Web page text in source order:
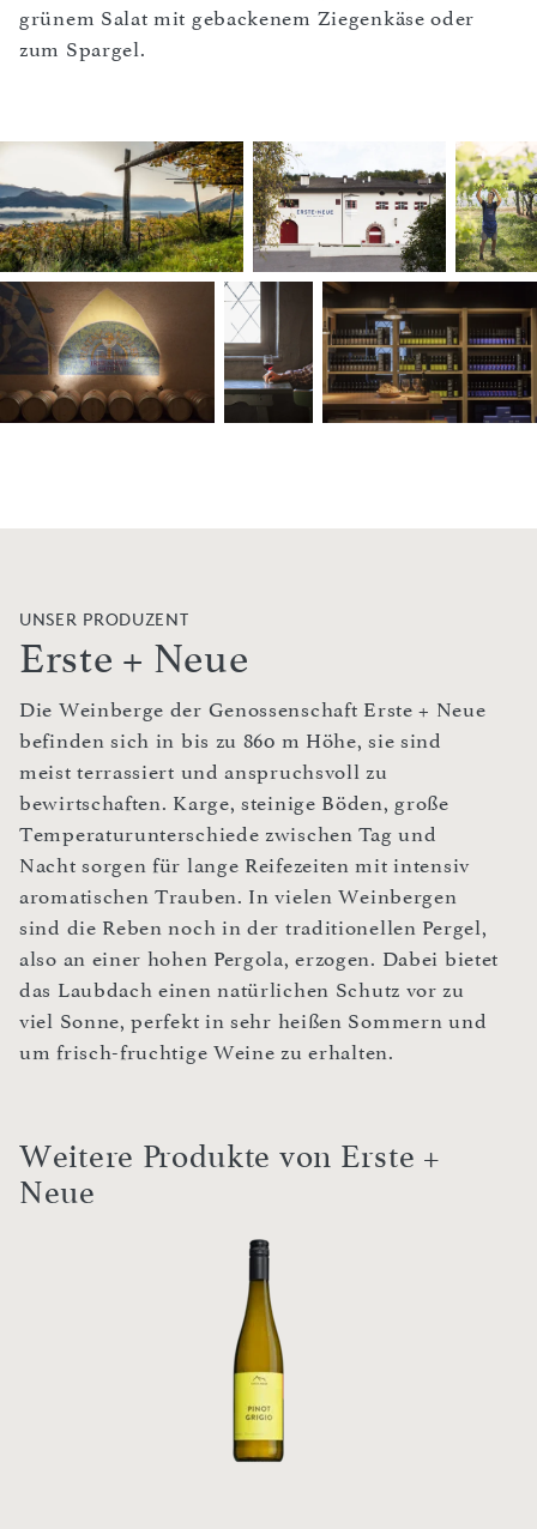
grünem Salat mit gebackenem Ziegenkäse oder
zum Spargel.
UNSER PRODUZENT
Erste + Neue
Die Weinberge der Genossenschaft Erste + Neue
befinden sich in bis zu 860 m Höhe, sie sind
meist terrassiert und anspruchsvoll zu
bewirtschaften. Karge, steinige Böden, große
Temperaturunterschiede zwischen Tag und
Nacht sorgen für lange Reifezeiten mit intensiv
aromatischen Trauben. In vielen Weinbergen
sind die Reben noch in der traditionellen Pergel,
also an einer hohen Pergola, erzogen. Dabei bietet
das Laubdach einen natürlichen Schutz vor zu
viel Sonne, perfekt in sehr heißen Sommern und
um frisch-fruchtige Weine zu erhalten.
Weitere Produkte von Erste +
Neue